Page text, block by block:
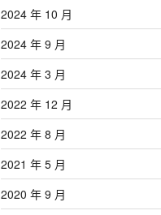
2024 年 10 月
2024 年 9 月
2024 年 3 月
2022 年 12 月
2022 年 8 月
2021 年 5 月
2020 年 9 月